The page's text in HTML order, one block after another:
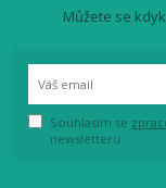
Můžete se
Souhlasím se
newsletteru.